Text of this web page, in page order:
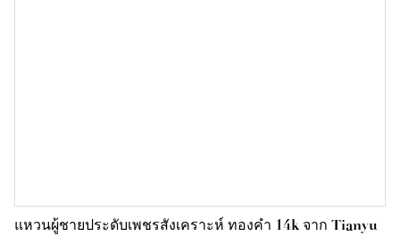
แหวนผู้ชายประดับเพชรสังเคราะห์ ทองคำ 14k จาก Tianyu